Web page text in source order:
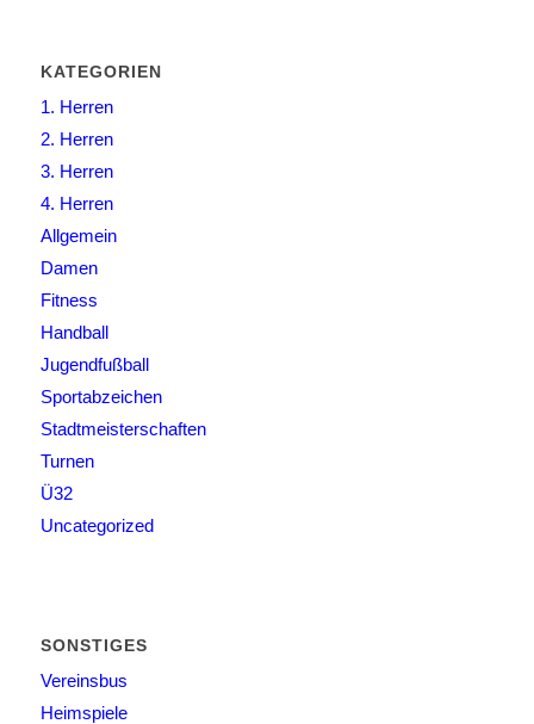
KATEGORIEN
1. Herren
2. Herren
3. Herren
4. Herren
Allgemein
Damen
Fitness
Handball
Jugendfußball
Sportabzeichen
Stadtmeisterschaften
Turnen
Ü32
Uncategorized
SONSTIGES
Vereinsbus
Heimspiele